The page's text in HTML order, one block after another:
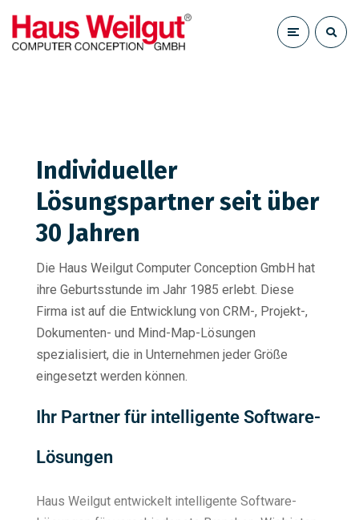
Individueller
Lösungspartner seit über
30 Jahren
Die Haus Weilgut Computer Conception GmbH hat
ihre Geburtsstunde im Jahr 1985 erlebt. Diese
Firma ist auf die Entwicklung von CRM-, Projekt-,
Dokumenten- und Mind-Map-Lösungen
spezialisiert, die in Unternehmen jeder Größe
eingesetzt werden können.
Ihr Partner für intelligente Software-
Lösungen
Haus Weilgut entwickelt intelligente Software-